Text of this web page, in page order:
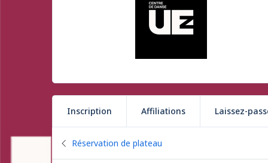
Inscription Affiliations Laissez-
Retour vers
Réservation de plateau